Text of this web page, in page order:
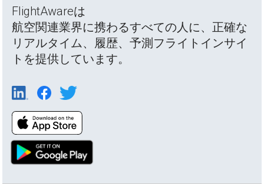
FlightAwareは
航空関連業界に携わるすべての人に、正確な
リアルタイム、履歴、予測フライトインサイ
トを提供しています。